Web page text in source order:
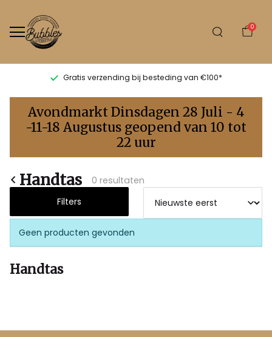
0
Gratis verzending bij besteding van €100*
Handtas
Bubbles
Sluis
Avondmarkt Dinsdagen 28 Juli - 4
-11-18 Augustus geopend van 10 tot
22 uur
Handtas
0 resultaten
Filters
Geen producten gevonden
Handtas